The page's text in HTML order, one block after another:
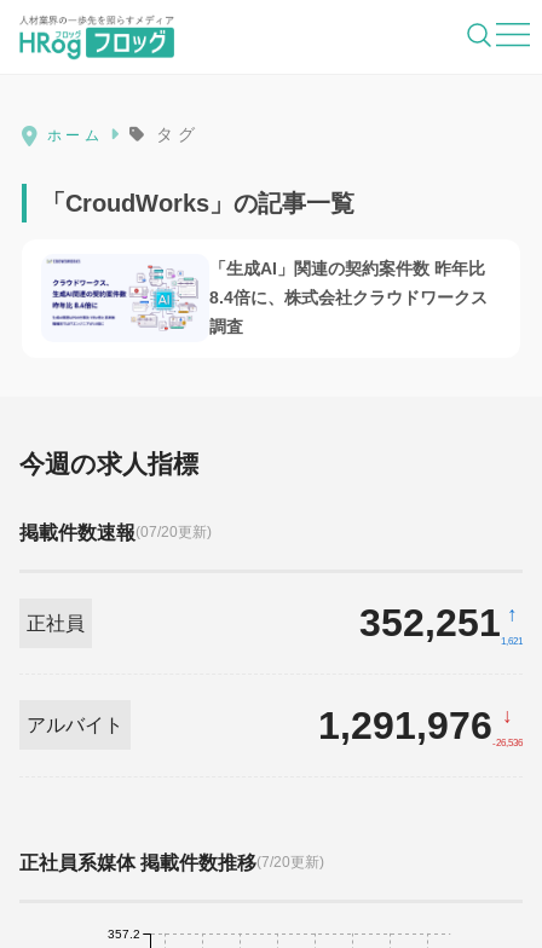
HRog | 人材業界の一歩先を照らすメディ
ホーム タグ
「CroudWorks」の記事一覧
「生成AI」関連の契約案件数 昨年比
8.4倍に、株式会社クラウドワークス
調査
今週の求人指標
掲載件数速報(07/20更新)
正社員 352,251 ↑
1,621
アルバイト 1,291,976 ↓
-26,536
正社員系媒体 掲載件数推移(7/20更新)
357.2